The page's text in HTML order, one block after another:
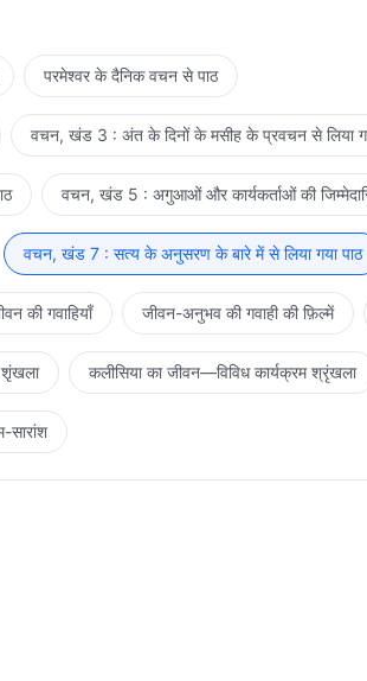
परमेश्वर के दैनिक वचन से पाठ
वचन, खंड 3 : अंत के दिनों के मसीह के प्रवचन से लिया
वचन, खंड 5 : अगुआओं और कार्यकर्ताओं की
वचन, खंड 7 : सत्य के अनुसरण के बारे में से लिया गया पाठ
की गवाहियाँ जीवन-अनुभव की गवाही की फ़िल्में
शृंखला कलीसिया का जीवन—विविध कार्यक्रम श्रृंखला
सारांश